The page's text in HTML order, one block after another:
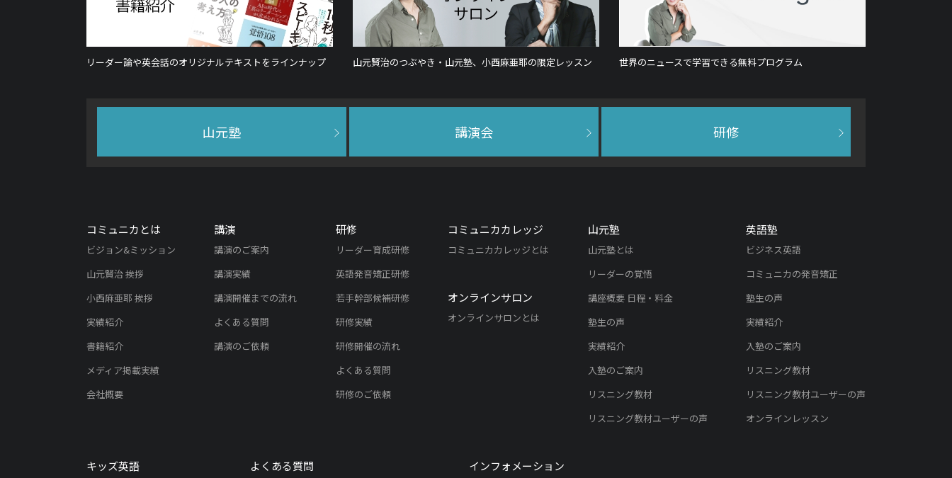
リーダー論や英会話のオリジナルテキストをラインナップ 山元賢治のつぶやき・山元塾、小西麻亜耶の限定レッスン 世界のニュースで学習できる無料プログラム
山元塾 講演会 研修
コミュニカとは
ビジョン&ミッション
山元賢治 挨拶
小西麻亜耶 挨拶
実績紹介
書籍紹介
メディア掲載実績
会社概要
講演
講演のご案内
講演実績
講演開催までの流れ
よくある質問
講演のご依頼
研修
リーダー育成研修
英語発音矯正研修
若手幹部候補研修
研修実績
研修開催の流れ
よくある質問
研修のご依頼
コミュニカカレッジ
コミュニカカレッジとは
オンラインサロン
オンラインサロンとは
山元塾
山元塾とは
リーダーの覚悟
講座概要 日程・料金
塾生の声
実績紹介
入塾のご案内
リスニング教材
リスニング教材ユーザーの声
英語塾
ビジネス英語
コミュニカの発音矯正
塾生の声
実績紹介
入塾のご案内
リスニング教材
リスニング教材ユーザーの声
オンラインレッスン
キッズ英語 よくある質問 インフォメーション